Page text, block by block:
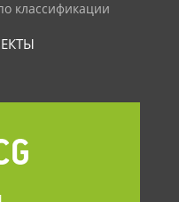
классификации